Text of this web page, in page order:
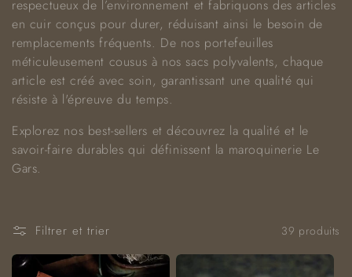
n
:
respectueux de l’environnement et fabriquons des articles
en cuir conçus pour durer, réduisant ainsi le besoin de
remplacements fréquents. De nos portefeuilles
méticuleusement cousus à nos sacs polyvalents, chaque
article est créé avec soin, garantissant une qualité qui
résiste à l'épreuve du temps.
Explorez nos best-sellers et découvrez la qualité et le
savoir-faire durables qui définissent la maroquinerie Le
Gars.
Filtrer et trier 39 produits